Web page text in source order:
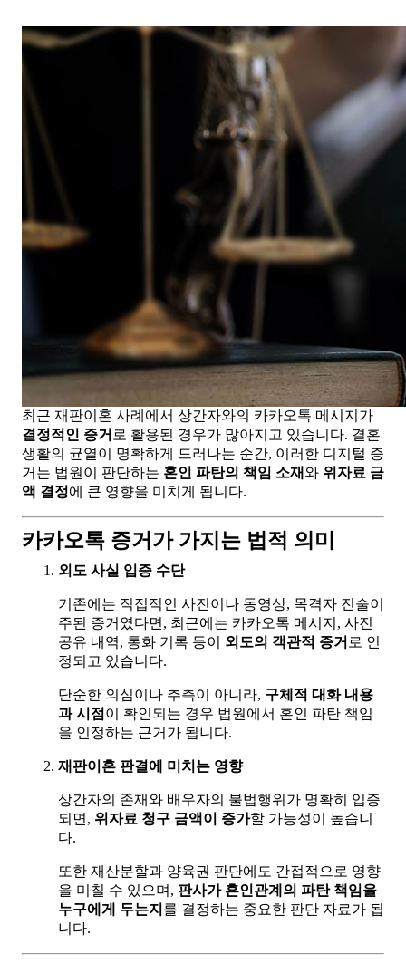
최근 재판이혼 사례에서 상간자와의 카카오톡 메시지가
결정적인 증거 로 활용된 경우가 많아지고 있습니다. 결혼
생활의 균열이 명확하게 드러나는 순간, 이러한 디지털 증
거는 법원이 판단하는 혼인 파탄의 책임 소재와 위자료 금
액 결정에 큰 영향을 미치게 됩니다.
카카오톡 증거가 가지는 법적 의미
외도 사실 입증 수단
기존에는 직접적인 사진이나 동영상, 목격자 진술이
주된 증거였다면, 최근에는 카카오톡 메시지, 사진
공유 내역, 통화 기록 등이 외도의 객관적 증거 로 인
정되고 있습니다.
단순한 의심이나 추측이 아니라, 구체적 대화 내용
과 시점 이 확인되는 경우 법원에서 혼인 파탄 책임
을 인정하는 근거가 됩니다.
재판이혼 판결에 미치는 영향
상간자의 존재와 배우자의 불법행위가 명확히 입증
되면, 위자료 청구 금액이 증가할 가능성이 높습니
다.
또한 재산분할과 양육권 판단에도 간접적으로 영향
을 미칠 수 있으며, 판사가 혼인관계의 파탄 책임을
누구에게 두는지 를 결정하는 중요한 판단 자료가 됩
니다.